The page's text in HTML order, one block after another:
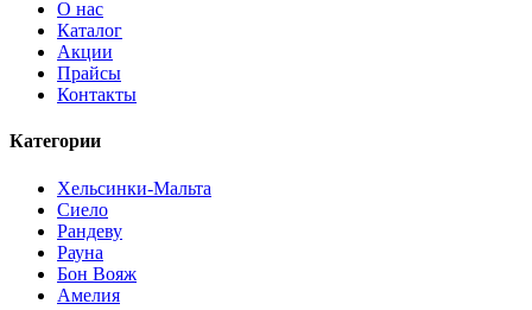
Стол письменный "Сиело"
О нас
Каталог
Акции
Прайсы
Контакты
Категории
Хельсинки-Мальта
Сиело
Рандеву
Рауна
Бон Вояж
Амелия